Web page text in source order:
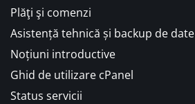
Plăţi şi comenzi
Asistență tehnică și backup de date
Noțiuni introductive
Ghid de utilizare cPanel
Status servicii